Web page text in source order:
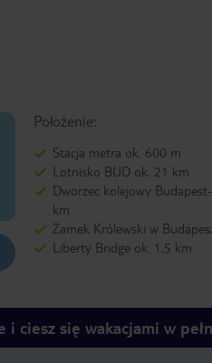
Położenie:
Stacja metra ok. 600 m
Lotnisko BUD ok. 21 km
Dworzec kolejowy
km
Zamek Królewski w
Liberty Bridge ok. 1,5 km
i ciesz się wakacjami w